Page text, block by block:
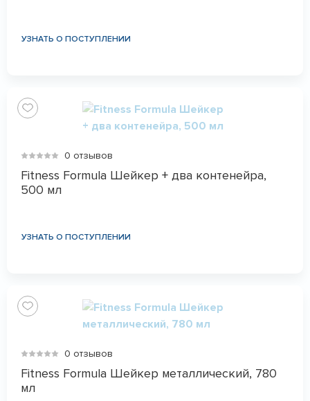
УЗНАТЬ О ПОСТУПЛЕНИИ
0 отзывов
Fitness Formula Шейкер + два контенейра,
500 мл
УЗНАТЬ О ПОСТУПЛЕНИИ
0 отзывов
Fitness Formula Шейкер металлический, 780
мл